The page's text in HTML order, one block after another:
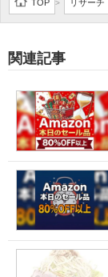
企業向けIT製品
IT製品の技術・
モノづくり技
エレクトロニク
電子設計の基
エネルギーの
建設×テクノ
TOP > リサーチ
関連記事